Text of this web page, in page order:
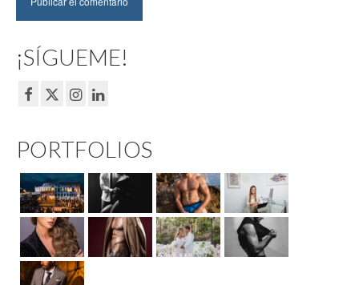
¡SÍGUEME!
PORTFOLIOS